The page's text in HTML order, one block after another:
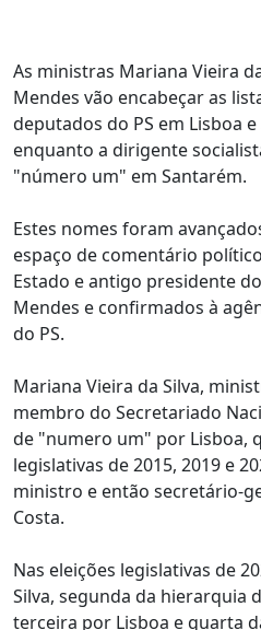
As ministras Mariana Vieira
Mendes vão encabeçar as
deputados do PS em Lisboa
enquanto a dirigente
"número um" em Santarém.
Estes nomes foram
espaço de comentário
Estado e antigo presidente
Mendes e confirmados à
do PS.
Mariana Vieira da Silva,
membro do Secretariado
de "numero um" por Lisboa,
legislativas de 2015, 2019 e
ministro e então secretário-
Costa.
Nas eleições legislativas de
Silva, segunda da hierarquia
terceira por Lisboa e quarta